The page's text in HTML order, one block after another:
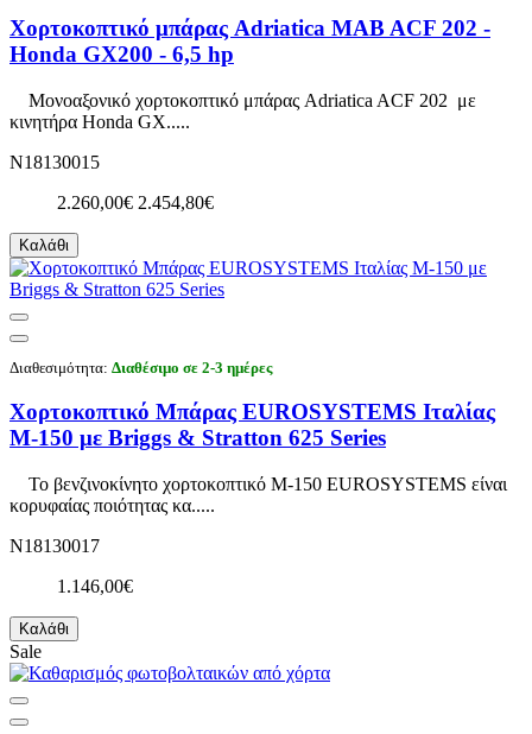
Χορτοκοπτικό μπάρας Adriatica MAB ACF 202 -
Honda GX200 - 6,5 hp
Μονοαξονικό χορτοκοπτικό μπάρας Adriatica ACF 202 με
κινητήρα Honda GX.....
N18130015
2.260,00€ 2.454,80€
Καλάθι
Διαθεσιμότητα: Διαθέσιμο σε 2-3 ημέρες
Χορτοκοπτικό Μπάρας EUROSYSTEMS Ιταλίας
M-150 με Briggs & Stratton 625 Series
Το βενζινοκίνητο χορτοκοπτικό Μ-150 EUROSYSTEMS είναι
κορυφαίας ποιότητας κα.....
N18130017
1.146,00€
Καλάθι
Sale